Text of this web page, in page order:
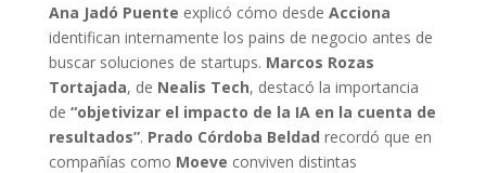
Ana Jadó Puente explicó cómo desde Acciona
identifican internamente los pains de negocio antes de
buscar soluciones de startups. Marcos Rozas
Tortajada, de Nealis Tech, destacó la importancia
de “objetivizar el impacto de la IA en la cuenta de
resultados”. Prado Córdoba Beldad recordó que en
compañías como Moeve conviven distintas